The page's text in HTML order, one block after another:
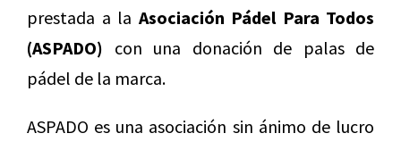
prestada a la Asociación Pádel Para Todos
(ASPADO) con una donación de palas de
pádel de la marca.
ASPADO es una asociación sin ánimo de lucro